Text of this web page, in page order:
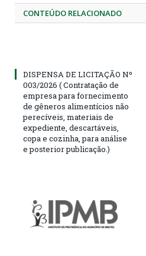
CONTEÚDO RELACIONADO
DISPENSA DE LICITAÇÃO Nº
003/2026 ( Contratação de
empresa para fornecimento
de gêneros alimentícios não
perecíveis, materiais de
expediente, descartáveis,
copa e cozinha, para análise
e posterior publicação.)